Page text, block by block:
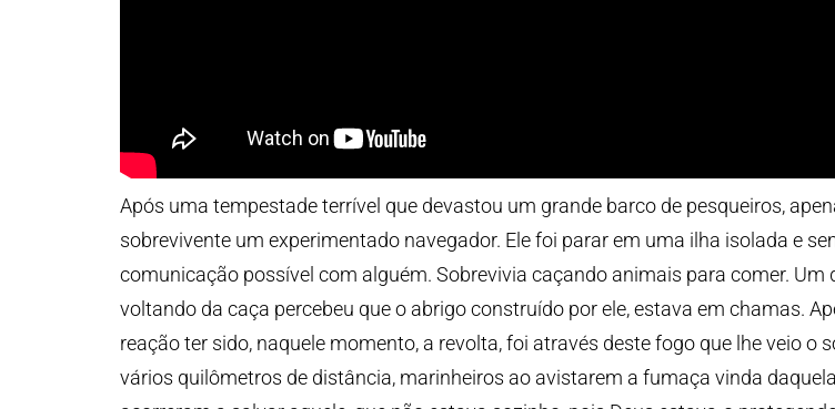
Após uma tempestade terrível que devastou um grande barco de pesqueiros,
sobrevivente um experimentado navegador. Ele foi parar em uma ilha isolada e
comunicação possível com alguém. Sobrevivia caçando animais para comer. Um
voltando da caça percebeu que o abrigo construído por ele, estava em chamas.
reação ter sido, naquele momento, a revolta, foi através deste fogo que lhe veio o
vários quilômetros de distância, marinheiros ao avistarem a fumaça vinda